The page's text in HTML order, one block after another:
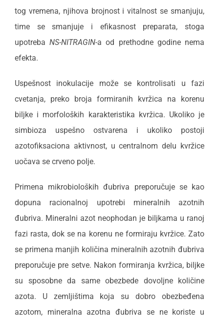
tog vremena, njihova brojnost i vitalnost se smanjuju,
time se smanjuje i efikasnost preparata, stoga
upotrebaNS-NITRAGIN-a od prethodne godine nema
efekta.
Uspešnost inokulacije može se kontrolisati u fazi
cvetanja, preko broja formiranih kvržica na korenu
biljke i morfoloških karakteristika kvržica. Ukoliko je
simbioza uspešno ostvarena i ukoliko postoji
azotofiksaciona aktivnost, u centralnom delu kvržice
uočava se crveno polje.
Primena mikrobioloških đubriva preporučuje se kao
dopuna racionalnoj upotrebi mineralnih azotnih
đubriva. Mineralni azot neophodan je biljkama u ranoj
fazi rasta, dok se na korenu ne formiraju kvržice. Zato
se primena manjih količina mineralnih azotnih đubriva
preporučuje pre setve. Nakon formiranja kvržica, biljke
su sposobne da same obezbede dovoljne količine
azota. U zemljištima koja su dobro obezbeđena
azotom, mineralna azotna đubriva se ne koriste u